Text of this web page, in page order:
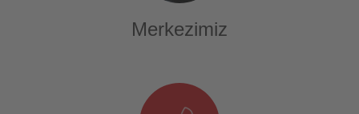
Merkezimiz